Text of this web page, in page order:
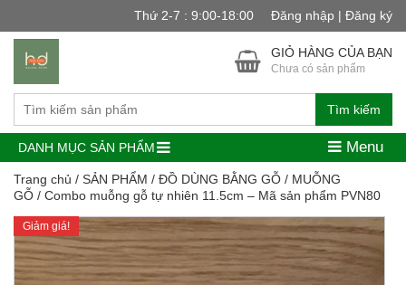
Thứ 2-7 : 9:00-18:00 Đăng nhập | Đăng ký
Tìm kiếm
GIỎ HÀNG CỦA BẠN
Chưa có sản phẩm
DANH MỤC SẢN PHẨM Menu
Trang chủ / SẢN PHẨM / ĐỒ DÙNG BẰNG GỖ / MUỖNG
GỖ / Combo muỗng gỗ tự nhiên 11.5cm – Mã sản phẩm PVN80
Giảm giá!